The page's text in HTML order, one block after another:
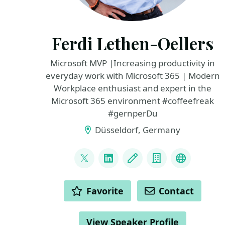
Ferdi Lethen-Oellers
Microsoft MVP |Increasing productivity in
everyday work with Microsoft 365 | Modern
Workplace enthusiast and expert in the
Microsoft 365 environment #coffeefreak
#gernperDu
Düsseldorf, Germany
@FerdiLethen
LinkedInBlog CompanyYouTube
ACTIONS Favorite Contact
View Speaker Profile